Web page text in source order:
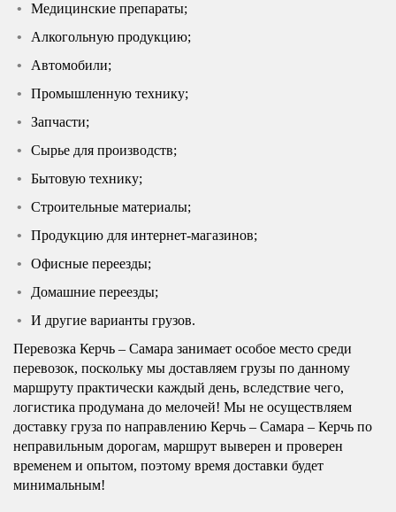
Медицинские препараты;
Алкогольную продукцию;
Автомобили;
Промышленную технику;
Запчасти;
Сырье для производств;
Бытовую технику;
Строительные материалы;
Продукцию для интернет-магазинов;
Офисные переезды;
Домашние переезды;
И другие варианты грузов.
Перевозка Керчь – Самара занимает особое место среди
перевозок, поскольку мы доставляем грузы по данному
маршруту практически каждый день, вследствие чего,
логистика продумана до мелочей! Мы не осуществляем
доставку груза по направлению Керчь – Самара – Керчь по
неправильным дорогам, маршрут выверен и проверен
временем и опытом, поэтому время доставки будет
минимальным!